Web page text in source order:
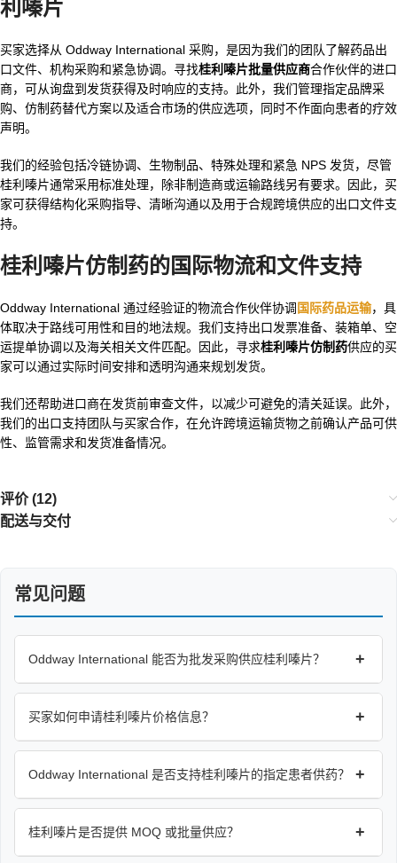
利嗪片
买家选择从 Oddway International 采购，是因为我们的团队了解药品出
口文件、机构采购和紧急协调。寻找桂利嗪片批量供应商合作伙伴的进口
商，可从询盘到发货获得及时响应的支持。此外，我们管理指定品牌采
购、仿制药替代方案以及适合市场的供应选项，同时不作面向患者的疗效
声明。
我们的经验包括冷链协调、生物制品、特殊处理和紧急 NPS 发货，尽管
桂利嗪片通常采用标准处理，除非制造商或运输路线另有要求。因此，买
家可获得结构化采购指导、清晰沟通以及用于合规跨境供应的出口文件支
持。
桂利嗪片仿制药的国际物流和文件支持
Oddway International 通过经验证的物流合作伙伴协调 国际药品运输，具
体取决于路线可用性和目的地法规。我们支持出口发票准备、装箱单、空
运提单协调以及海关相关文件匹配。因此，寻求桂利嗪片仿制药供应的买
家可以通过实际时间安排和透明沟通来规划发货。
我们还帮助进口商在发货前审查文件，以减少可避免的清关延误。此外，
我们的出口支持团队与买家合作，在允许跨境运输货物之前确认产品可供
性、监管需求和发货准备情况。
评价 (12)
配送与交付
常见问题
Oddway International 能否为批发采购供应桂利嗪片？ +
买家如何申请桂利嗪片价格信息？ +
Oddway International 是否支持桂利嗪片的指定患者供药？ +
桂利嗪片是否提供 MOQ 或批量供应？ +